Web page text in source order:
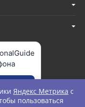
Яндекс Метрика с
пользоваться